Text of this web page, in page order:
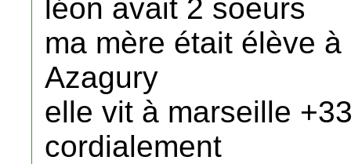
léon avait 2 soeurs
ma mère était élève
Azagury
elle vit à marseille
cordialement